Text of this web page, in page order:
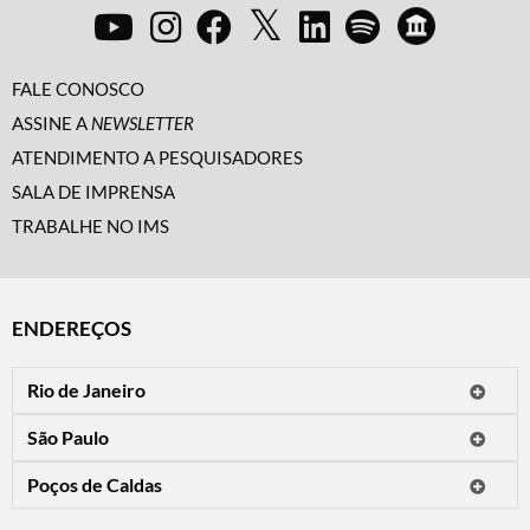
FALE CONOSCO
ASSINE A NEWSLETTER
ATENDIMENTO A PESQUISADORES
SALA DE IMPRENSA
TRABALHE NO IMS
ENDEREÇOS
Rio de Janeiro
Horário de visitação: a programação do IMS no Rio de Janeiro será
apresentada em instituições culturais parceiras.
São Paulo
CEP 01310-300 - São Paulo/SP
Poços de Caldas